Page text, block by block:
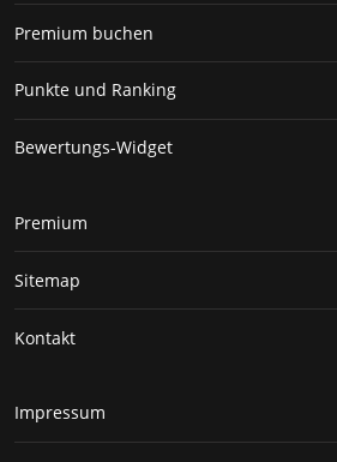
Premium buchen
Punkte und Ranking
Bewertungs-Widget
Premium
Sitemap
Kontakt
Impressum